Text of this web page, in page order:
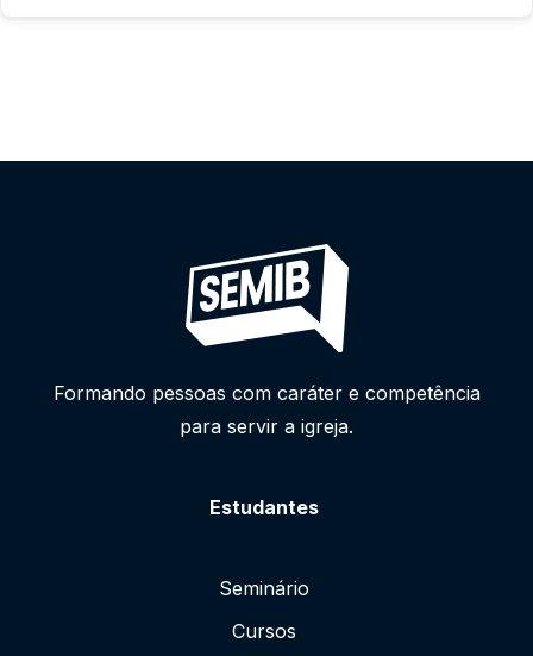
Formando pessoas com caráter e competência
para servir a igreja.
Estudantes
Seminário
Cursos